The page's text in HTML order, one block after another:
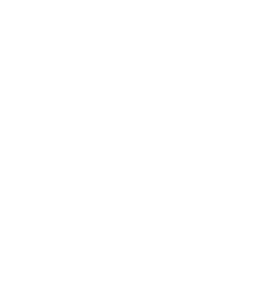
过世后，遵照其遗愿到五番町饭店去见习